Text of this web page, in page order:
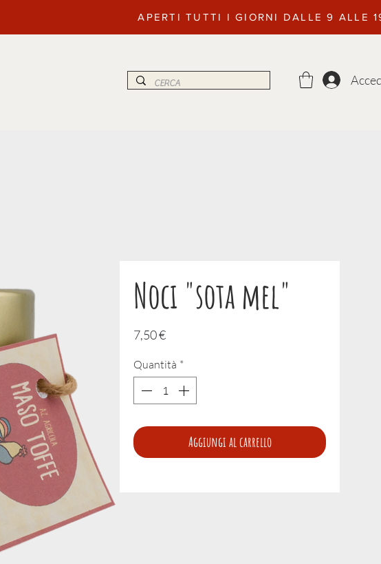
APERTI TUTTI I GIORNI DALLE 9 ALLE
Noci "sota mel"
7,50 €Prezzo
Quantità *
Aggiungi al carrello